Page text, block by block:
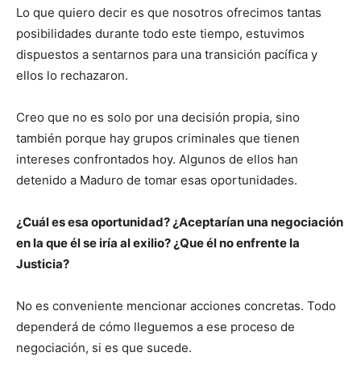
Lo que quiero decir es que nosotros ofrecimos tantas
posibilidades durante todo este tiempo, estuvimos
dispuestos a sentarnos para una transición pacífica y
ellos lo rechazaron.
Creo que no es solo por una decisión propia, sino
también porque hay grupos criminales que tienen
intereses confrontados hoy. Algunos de ellos han
detenido a Maduro de tomar esas oportunidades.
¿Cuál es esa oportunidad? ¿Aceptarían una negociación
en la que él se iría al exilio? ¿Que él no enfrente la
Justicia?
No es conveniente mencionar acciones concretas. Todo
dependerá de cómo lleguemos a ese proceso de
negociación, si es que sucede.